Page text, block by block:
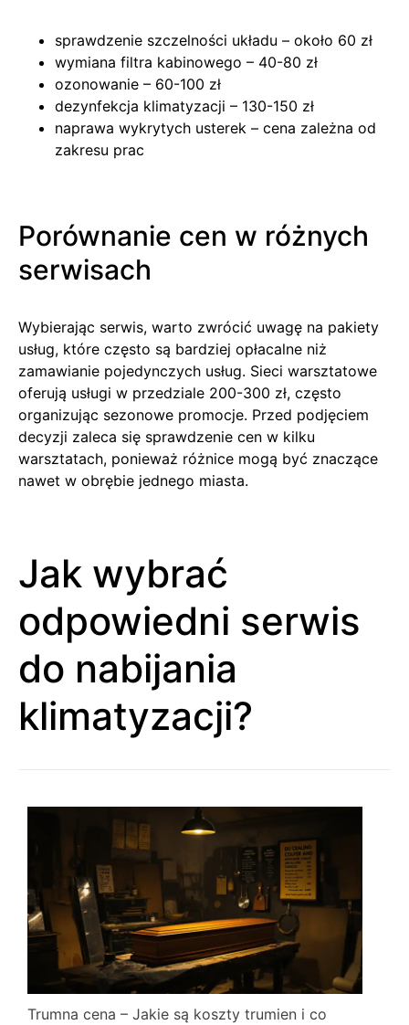
sprawdzenie szczelności układu – około 60 zł
wymiana filtra kabinowego – 40-80 zł
ozonowanie – 60-100 zł
dezynfekcja klimatyzacji – 130-150 zł
naprawa wykrytych usterek – cena zależna od
zakresu prac
Porównanie cen w różnych
serwisach
Wybierając serwis, warto zwrócić uwagę na pakiety
usług, które często są bardziej opłacalne niż
zamawianie pojedynczych usług. Sieci warsztatowe
oferują usługi w przedziale 200-300 zł, często
organizując sezonowe promocje. Przed podjęciem
decyzji zaleca się sprawdzenie cen w kilku
warsztatach, ponieważ różnice mogą być znaczące
nawet w obrębie jednego miasta.
Jak wybrać
odpowiedni serwis
do nabijania
klimatyzacji?
Trumna cena – Jakie są koszty trumien i co